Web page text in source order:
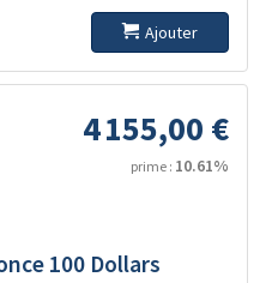
Ajouter
4 155,00 €
prime : 10.61%
100 Dollars